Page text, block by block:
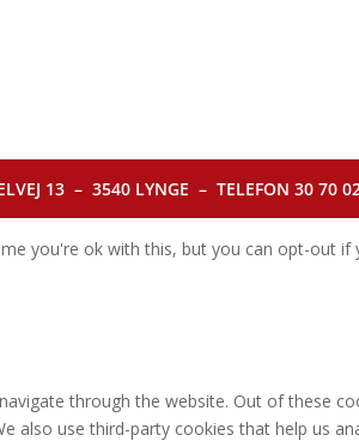
13 – 3540 LYNGE – TELEFON 30 70
you're ok with this, but you can opt-out if
through the website. Out of these
also use third-party cookies that help us